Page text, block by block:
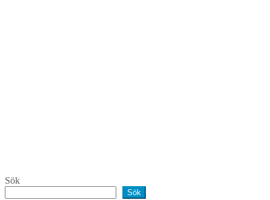
Sök
Sök